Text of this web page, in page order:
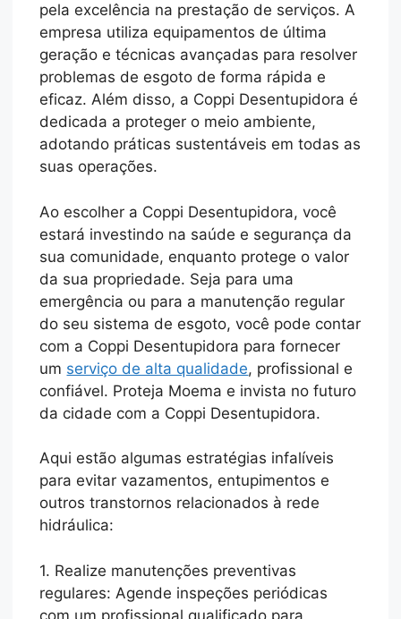
pela excelência na prestação de serviços. A
empresa utiliza equipamentos de última
geração e técnicas avançadas para resolver
problemas de esgoto de forma rápida e
eficaz. Além disso, a Coppi Desentupidora é
dedicada a proteger o meio ambiente,
adotando práticas sustentáveis em todas as
suas operações.
Ao escolher a Coppi Desentupidora, você
estará investindo na saúde e segurança da
sua comunidade, enquanto protege o valor
da sua propriedade. Seja para uma
emergência ou para a manutenção regular
do seu sistema de esgoto, você pode contar
com a Coppi Desentupidora para fornecer
um serviço de alta qualidade, profissional e
confiável. Proteja Moema e invista no futuro
da cidade com a Coppi Desentupidora.
Aqui estão algumas estratégias infalíveis
para evitar vazamentos, entupimentos e
outros transtornos relacionados à rede
hidráulica:
1. Realize manutenções preventivas
regulares: Agende inspeções periódicas
com um profissional qualificado para